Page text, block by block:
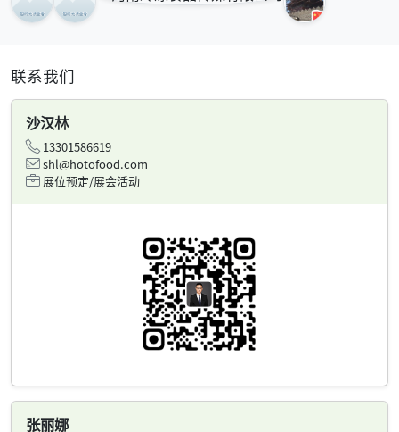
联系我们
沙汉林
13301586619
shl@hotofood.com
展位预定/展会活动
张丽娜